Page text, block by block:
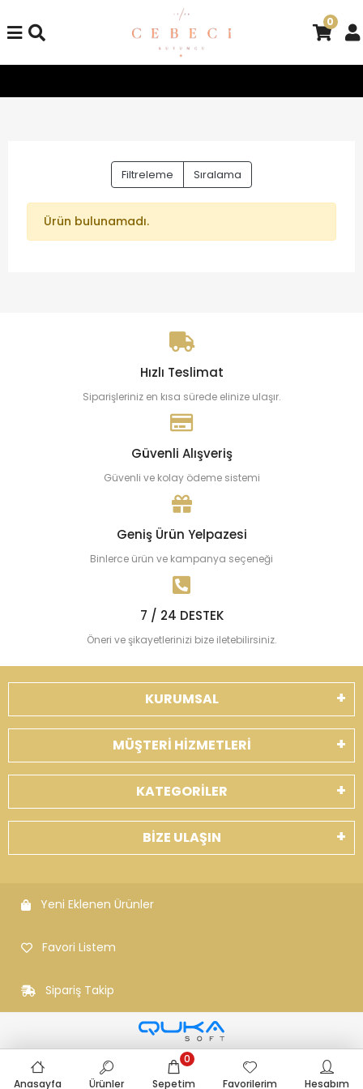
0
Filtreleme Sıralama
Ürün bulunamadı.
Hızlı Teslimat
Siparişleriniz en kısa sürede elinize ulaşır.
Güvenli Alışveriş
Güvenli ve kolay ödeme sistemi
Geniş Ürün Yelpazesi
Binlerce ürün ve kampanya seçeneği
7 / 24 DESTEK
Öneri ve şikayetlerinizi bize iletebilirsiniz.
KURUMSAL
MÜŞTERİ HİZMETLERİ
KATEGORİLER
BİZE ULAŞIN
Yeni Eklenen Ürünler
Favori Listem
Sipariş Takip
Anasayfa Ürünler Sepetim
0
Favorilerim
Hesabım